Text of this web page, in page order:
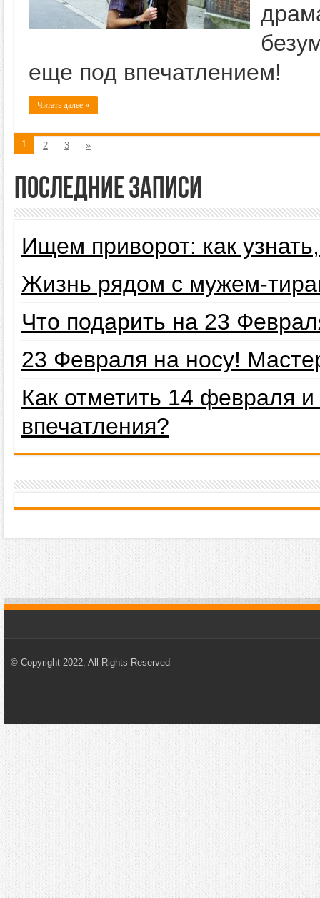
еще под впечатлением!
Читать далее »
1 2 3 »
Последние записи
Ищем приворот: как
Жизнь рядом с мужем-
Что подарить на 23
23 Февраля на носу!
Как отметить 14 февраля
впечатления?
© Copyright 2022, All Rights Reserved